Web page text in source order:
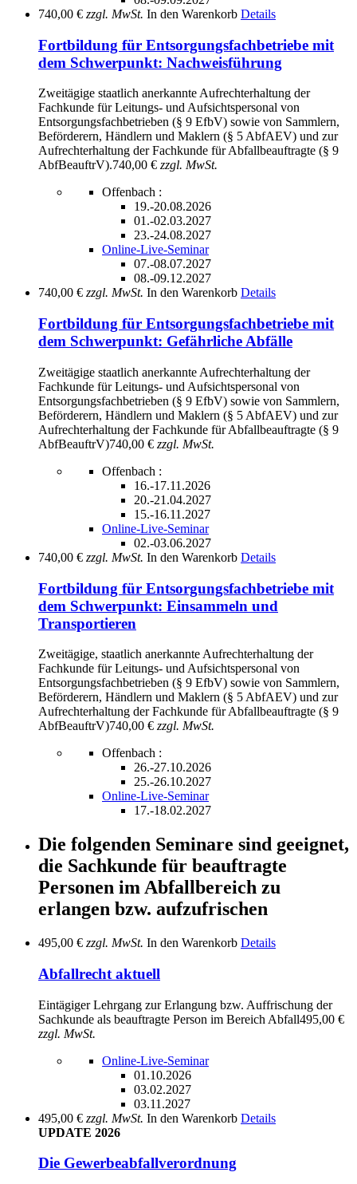
740,00 € zzgl. MwSt. In den Warenkorb Details
Fortbildung für Entsorgungsfachbetriebe mit
dem Schwerpunkt: Nachweisführung
Zweitägige staatlich anerkannte Aufrechterhaltung der
Fachkunde für Leitungs- und Aufsichtspersonal von
Entsorgungsfachbetrieben (§ 9 EfbV) sowie von Sammlern,
Beförderern, Händlern und Maklern (§ 5 AbfAEV) und zur
Aufrechterhaltung der Fachkunde für Abfallbeauftragte (§ 9
AbfBeauftrV).740,00 € zzgl. MwSt.
Offenbach :
19.-20.08.2026
01.-02.03.2027
23.-24.08.2027
Online-Live-Seminar
07.-08.07.2027
08.-09.12.2027
740,00 € zzgl. MwSt. In den Warenkorb Details
Fortbildung für Entsorgungsfachbetriebe mit
dem Schwerpunkt: Gefährliche Abfälle
Zweitägige staatlich anerkannte Aufrechterhaltung der
Fachkunde für Leitungs- und Aufsichtspersonal von
Entsorgungsfachbetrieben (§ 9 EfbV) sowie von Sammlern,
Beförderern, Händlern und Maklern (§ 5 AbfAEV) und zur
Aufrechterhaltung der Fachkunde für Abfallbeauftragte (§ 9
AbfBeauftrV)740,00 € zzgl. MwSt.
Offenbach :
16.-17.11.2026
20.-21.04.2027
15.-16.11.2027
Online-Live-Seminar
02.-03.06.2027
740,00 € zzgl. MwSt. In den Warenkorb Details
Fortbildung für Entsorgungsfachbetriebe mit
dem Schwerpunkt: Einsammeln und
Transportieren
Zweitägige, staatlich anerkannte Aufrechterhaltung der
Fachkunde für Leitungs- und Aufsichtspersonal von
Entsorgungsfachbetrieben (§ 9 EfbV) sowie von Sammlern,
Beförderern, Händlern und Maklern (§ 5 AbfAEV) und zur
Aufrechterhaltung der Fachkunde für Abfallbeauftragte (§ 9
AbfBeauftrV)740,00 € zzgl. MwSt.
Offenbach :
26.-27.10.2026
25.-26.10.2027
Online-Live-Seminar
17.-18.02.2027
Die folgenden Seminare sind geeignet,
die Sachkunde für beauftragte
Personen im Abfallbereich zu
erlangen bzw. aufzufrischen
495,00 € zzgl. MwSt. In den Warenkorb Details
Abfallrecht aktuell
Eintägiger Lehrgang zur Erlangung bzw. Auffrischung der
Sachkunde als beauftragte Person im Bereich Abfall495,00 €
zzgl. MwSt.
Online-Live-Seminar
01.10.2026
03.02.2027
03.11.2027
495,00 € zzgl. MwSt. In den Warenkorb Details
UPDATE 2026
Die Gewerbeabfallverordnung